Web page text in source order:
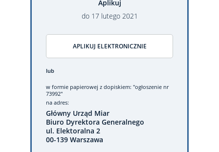
Aplikuj
do 17 lutego 2021
APLIKUJ ELEKTRONICZNIE
lub
w formie papierowej z dopiskiem: "ogłoszenie nr
73992"
na adres:
Główny Urząd Miar
Biuro Dyrektora Generalnego
ul. Elektoralna 2
00-139 Warszawa